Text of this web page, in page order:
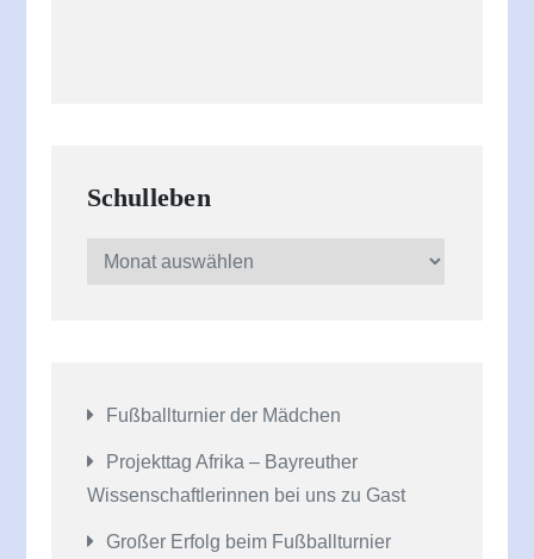
Schulleben
Schulleben
Fußballturnier der Mädchen
Projekttag Afrika – Bayreuther
Wissenschaftlerinnen bei uns zu Gast
Großer Erfolg beim Fußballturnier